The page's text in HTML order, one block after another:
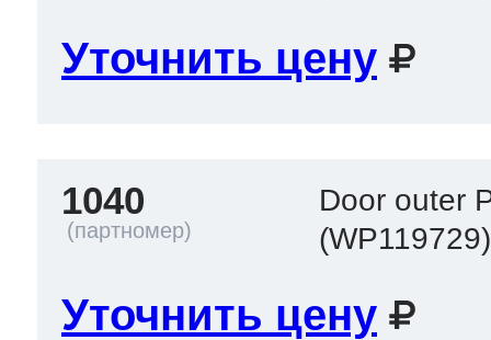
Уточнить цену
1040
Door outer
(WP119729)
Уточнить цену